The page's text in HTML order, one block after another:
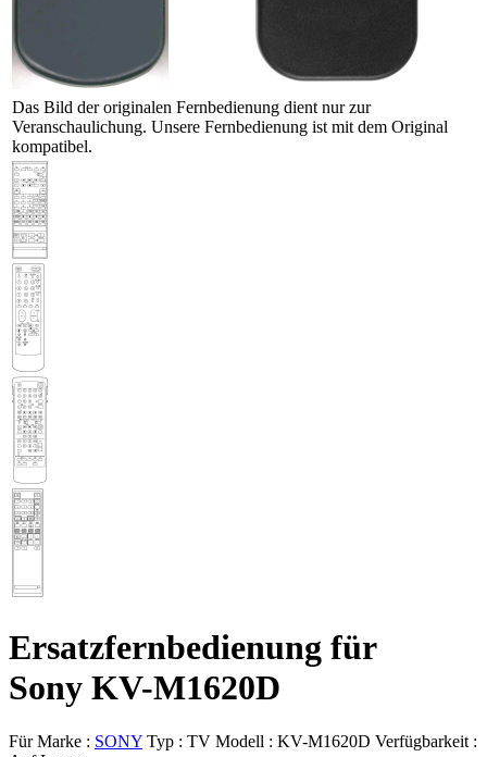
Das Bild der originalen Fernbedienung dient nur zur
Veranschaulichung. Unsere Fernbedienung ist mit dem Original
kompatibel.
Ersatzfernbedienung für
Sony KV-M1620D
Für Marke : SONY Typ : TV Modell : KV-M1620D Verfügbarkeit :